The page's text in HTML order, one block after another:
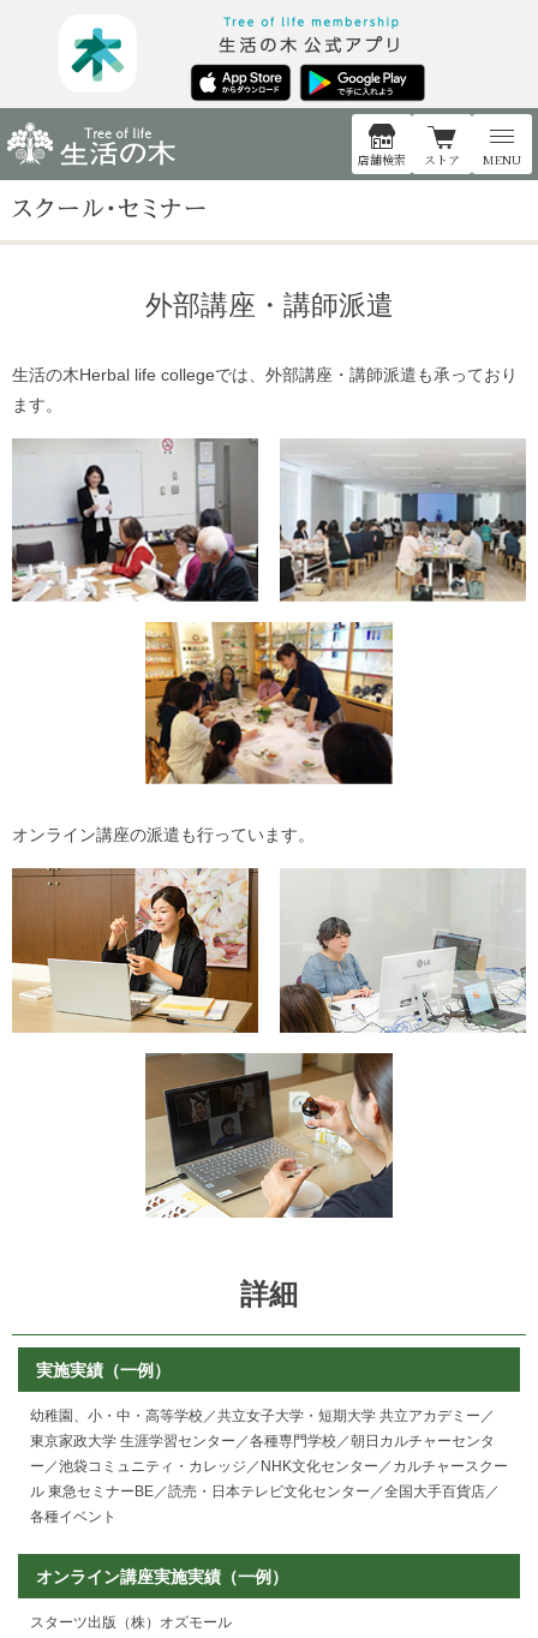
店舗検索 ストア MENU
外部講座・講師派遣
生活の木Herbal life collegeでは、外部講座・講師派遣も承っており
ます。
オンライン講座の派遣も行っています。
詳細
実施実績（一例）
幼稚園、小・中・高等学校／共立女子大学・短期大学 共立アカデミー／
東京家政大学 生涯学習センター／各種専門学校／朝日カルチャーセンタ
ー／池袋コミュニティ・カレッジ／NHK文化センター／カルチャースクー
ル 東急セミナーBE／読売・日本テレビ文化センター／全国大手百貨店／
各種イベント
オンライン講座実施実績（一例）
スターツ出版（株）オズモール